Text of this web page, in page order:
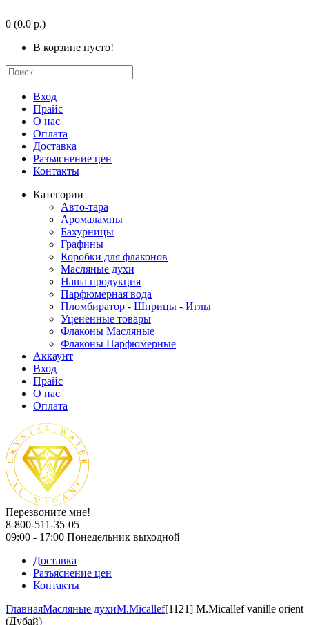
0 (0.0 р.)
В корзине пусто!
Вход
Прайс
О нас
Оплата
Доставка
Разъяснение цен
Контакты
Категории
Авто-тара
Аромалампы
Бахурницы
Графины
Коробки для флаконов
Масляные духи
Наша продукция
Парфюмерная вода
Пломбиратор - Шприцы - Иглы
Уцененные товары
Флаконы Масляные
Флаконы Парфюмерные
Аккаунт
Вход
Прайс
О нас
Оплата
Перезвоните мне!
8-800-511-35-05
09:00 - 17:00 Понедельник выходной
Доставка
Разъяснение цен
Контакты
ГлавнаяМасляные духиM.Micallef[1121] M.Micallef vanille orient
(Дубай)